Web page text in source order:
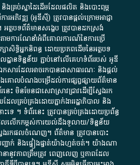
ង​គ្រប់​ស្នា​ដៃ​ដើម​ដែល​ផលិត​ និង​បោះពុម្ព​
រអភិវឌ្ឍ​​ (អូ​ឌី​ស៊ី)​ ត្រូវ​បាន​ផ្តល់​ក្រោម​អាជ្ញា
អត្ថបទ​ព័ត៌មាន​សង្ខេប​ ត្រូវ​បាន​ដកស្រង់​
មការ​ណែនាំ​អំពី​គោលការណ៍​នៃ​ការ​ប្រើ
សិទ្ធិអ្នកនិពន្ធ ដោយ​ប្រភពដើម​នៃ​​អត្ថបទ
ដ្ឋាន​ទិន្នន័យ ​ភ្ជាប់​នៅ​លើ​គេហទំព័រ​របស់​ អូ​ឌី​
សារ​ដែល​អាច​រក​បានជា​សាធារណៈ​ និង​ផ្តល់​
ោលបំណង​បម្រើ​ដល់ការ​ផ្សព្វផ្សាយ​ព័ត៌មាន​
មិនមែន​ជា​សេវា​ស្រាវជ្រាវ​ដើម្បី​ស្វែងរក
ល​គ្រប់គ្រង​ដោយ​ភ្នាក់ងារ​រដ្ឋាភិបាល​ និង
ទេ ​។​ ទំព័រ​នេះ​ ត្រូវ​បាន​គ្រប់គ្រង​ដោយ​ប្រព័ន្ធ​
ល​លើកកម្ពស់​ការ​យល់​ដឹង​ទូលាយ​/​ទិន្នន័យ​
រក​ផល​ចំណេញ​។​ ព័ត៌មាន​ ត្រូវ​បាន​បោះ
ញ្ជាក់​ និង​ផ្ទៀងផ្ទាត់​យ៉ាង​ហ្មត់ចត់​។​ យ៉ាងណា​
នូវ​ភាព​ត្រឹមត្រូវ​ ពេញលេញ​ ឬ​ភាព​ដែល​